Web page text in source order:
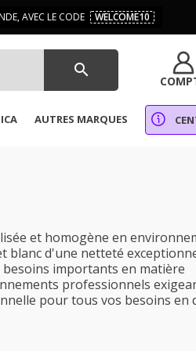
AVEC LE CODE WELCOME10
search
AUTRES MARQUES
et homogène en
d'une netteté
importants en matière
professionnels
pour tous vos besoins en